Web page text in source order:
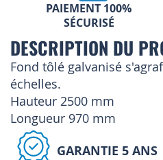
PAIEMENT 100%
SÉCURISÉ
DESCRIPTION DU
Fond tôlé galvanisé
échelles.
Hauteur 2500 mm
Longueur 970 mm
GARANTIE 5 ANS